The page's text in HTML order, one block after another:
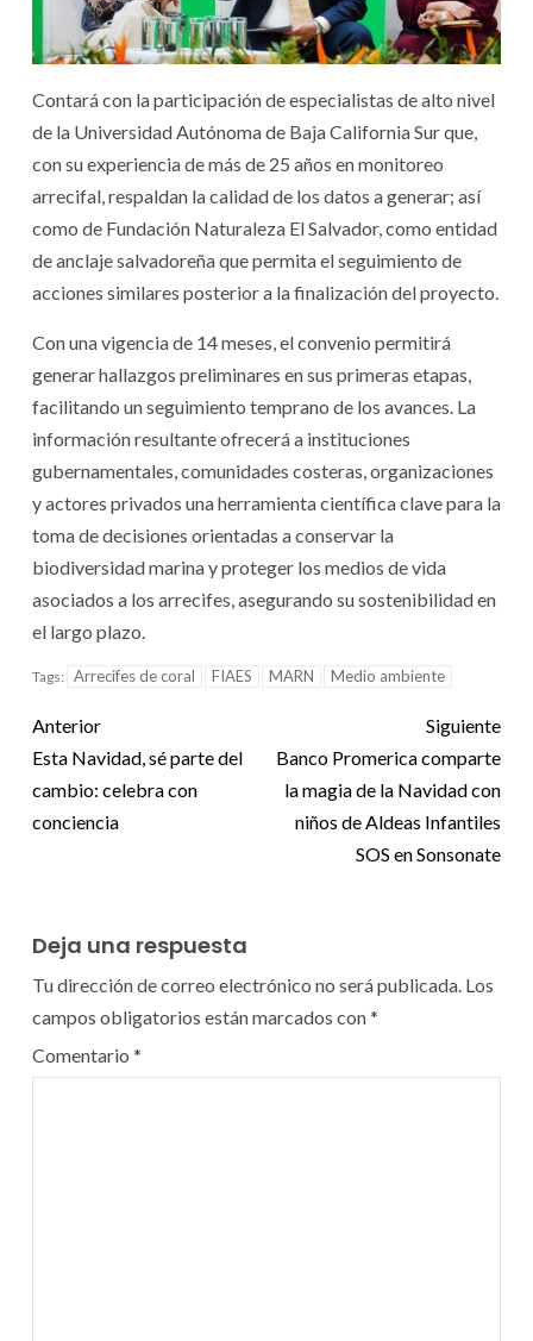
Contará con la participación de especialistas de alto nivel
de la Universidad Autónoma de Baja California Sur que,
con su experiencia de más de 25 años en monitoreo
arrecifal, respaldan la calidad de los datos a generar; así
como de Fundación Naturaleza El Salvador, como entidad
de anclaje salvadoreña que permita el seguimiento de
acciones similares posterior a la finalización del proyecto.
Con una vigencia de 14 meses, el convenio permitirá
generar hallazgos preliminares en sus primeras etapas,
facilitando un seguimiento temprano de los avances. La
información resultante ofrecerá a instituciones
gubernamentales, comunidades costeras, organizaciones
y actores privados una herramienta científica clave para la
toma de decisiones orientadas a conservar la
biodiversidad marina y proteger los medios de vida
asociados a los arrecifes, asegurando su sostenibilidad en
el largo plazo.
Tags: Arrecifes de coral FIAES MARN Medio ambiente
Anterior
Esta Navidad, sé parte del
cambio: celebra con
conciencia
Siguiente
Banco Promerica comparte
la magia de la Navidad con
niños de Aldeas Infantiles
SOS en Sonsonate
Deja una respuesta
Tu dirección de correo electrónico no será publicada. Los
campos obligatorios están marcados con*
Comentario *